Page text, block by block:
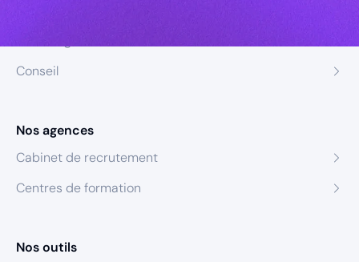
Conseil
Nos agences
Cabinet de recrutement
Centres de formation
Nos outils